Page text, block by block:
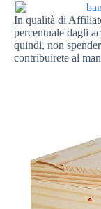
In qualità di
percentuale dagli
quindi, non
contribuirete al